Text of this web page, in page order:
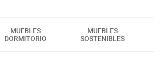
MUEBLES
DORMITORIO
MUEBLES
SOSTENIBLES